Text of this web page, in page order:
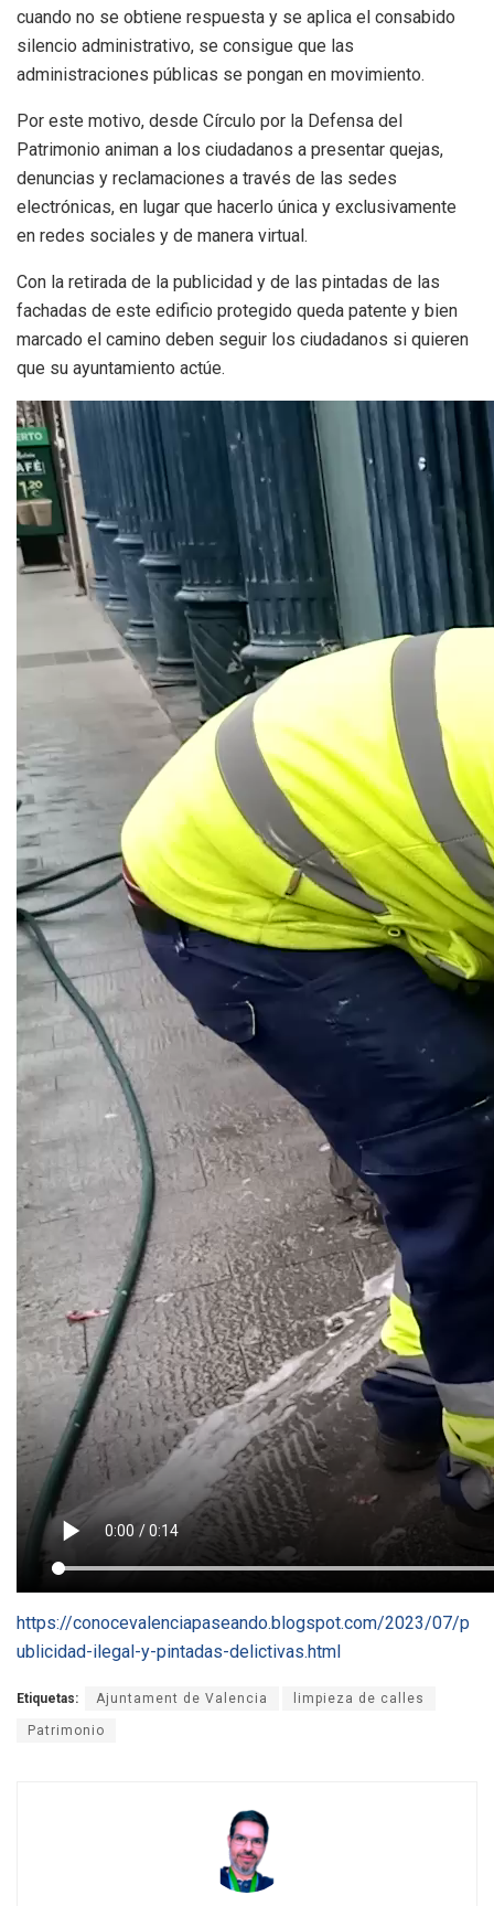
cuando no se obtiene respuesta y se aplica el consabido
silencio administrativo, se consigue que las
administraciones públicas se pongan en movimiento.
Por este motivo, desde Círculo por la Defensa del
Patrimonio animan a los ciudadanos a presentar quejas,
denuncias y reclamaciones a través de las sedes
electrónicas, en lugar que hacerlo única y exclusivamente
en redes sociales y de manera virtual.
Con la retirada de la publicidad y de las pintadas de las
fachadas de este edificio protegido queda patente y bien
marcado el camino deben seguir los ciudadanos si quieren
que su ayuntamiento actúe.
https://conocevalenciapaseando.blogspot.com/2023/07/p
ublicidad-ilegal-y-pintadas-delictivas.html
Etiquetas: Ajuntament de Valencia limpieza de calles
Patrimonio